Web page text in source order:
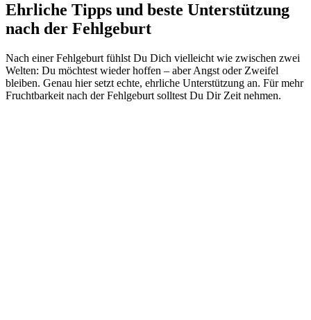
Ehrliche Tipps und beste Unterstützung
nach der Fehlgeburt
Nach einer Fehlgeburt fühlst Du Dich vielleicht wie zwischen zwei
Welten: Du möchtest wieder hoffen – aber Angst oder Zweifel
bleiben. Genau hier setzt echte, ehrliche Unterstützung an. Für mehr
Fruchtbarkeit nach der Fehlgeburt solltest Du Dir Zeit nehmen.